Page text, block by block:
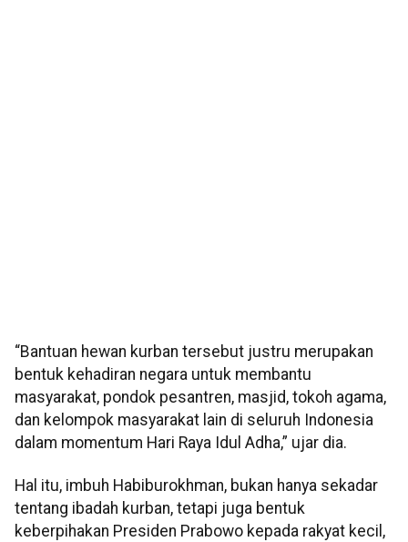
“Bantuan hewan kurban tersebut justru merupakan
bentuk kehadiran negara untuk membantu
masyarakat, pondok pesantren, masjid, tokoh agama,
dan kelompok masyarakat lain di seluruh Indonesia
dalam momentum Hari Raya Idul Adha,” ujar dia.
Hal itu, imbuh Habiburokhman, bukan hanya sekadar
tentang ibadah kurban, tetapi juga bentuk
keberpihakan Presiden Prabowo kepada rakyat kecil,